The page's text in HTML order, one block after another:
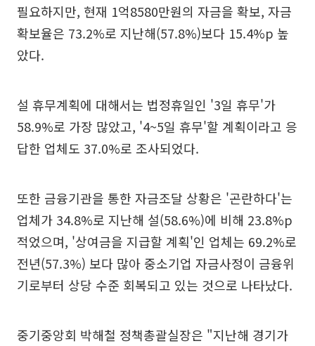
필요하지만, 현재 1억8580만원의 자금을 확보, 자금
확보율은 73.2%로 지난해(57.8%)보다 15.4%p 높
았다.
설 휴무계획에 대해서는 법정휴일인 '3일 휴무'가
58.9%로 가장 많았고, '4~5일 휴무'할 계획이라고 응
답한 업체도 37.0%로 조사되었다.
또한 금융기관을 통한 자금조달 상황은 '곤란하다'는
업체가 34.8%로 지난해 설(58.6%)에 비해 23.8%p
적었으며, '상여금을 지급할 계획'인 업체는 69.2%로
전년(57.3%) 보다 많아 중소기업 자금사정이 금융위
기로부터 상당 수준 회복되고 있는 것으로 나타났다.
중기중앙회 박해철 정책총괄실장은 "지난해 경기가